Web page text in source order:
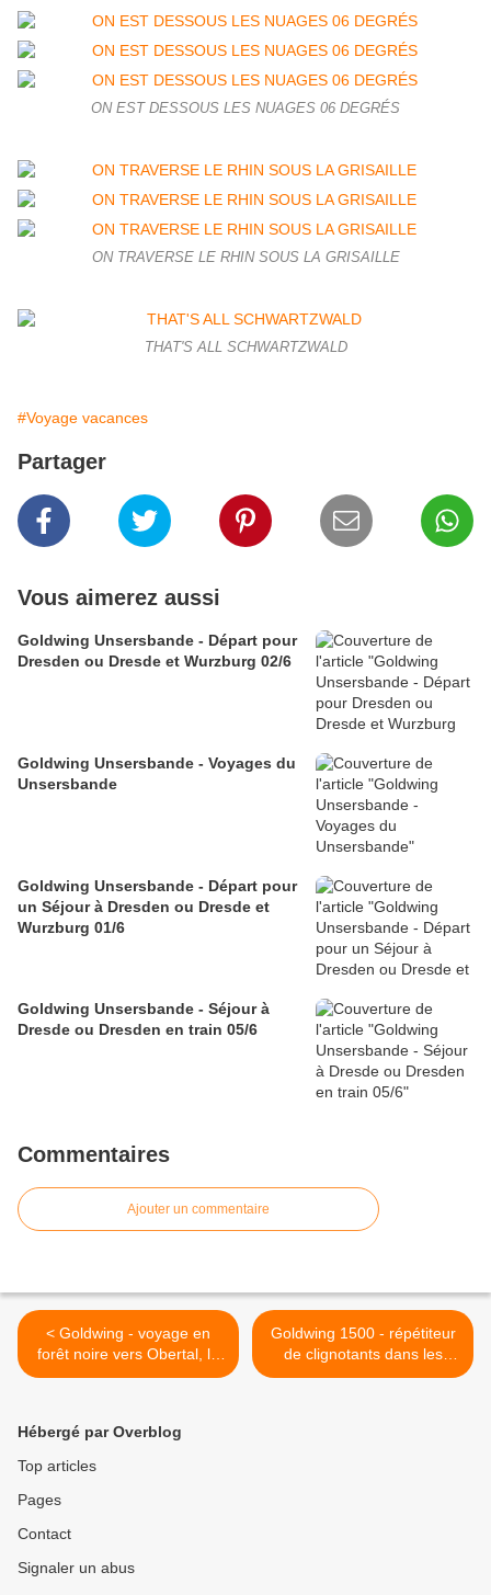
ON EST DESSOUS LES NUAGES 06 DEGRÉS
ON TRAVERSE LE RHIN SOUS LA GRISAILLE
THAT'S ALL SCHWARTZWALD
#Voyage vacances
Partager
Vous aimerez aussi
Goldwing Unsersbande - Départ pour
Dresden ou Dresde et Wurzburg 02/6
Goldwing Unsersbande - Voyages du
Unsersbande
Goldwing Unsersbande - Départ pour
un Séjour à Dresden ou Dresde et
Wurzburg 01/6
Goldwing Unsersbande - Séjour à
Dresde ou Dresden en train 05/6
Commentaires
Ajouter un commentaire
< Goldwing - voyage en
forêt noire vers Obertal, le
château du Hohenzollern et
Goldwing 1500 - répétiteur
de clignotants dans les
rétros >
Hébergé par Overblog
Top articles
Pages
Contact
Signaler un abus